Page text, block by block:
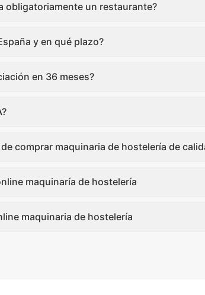
obligatoriamente un restaurante?
y en qué plazo?
en 36 meses?
comprar maquinaria de hostelería de
maquinaría de hostelería
maquinaria de hostelería